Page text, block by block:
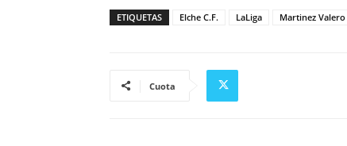
ETIQUETAS Elche C.F. LaLiga Martinez Valero
Cuota